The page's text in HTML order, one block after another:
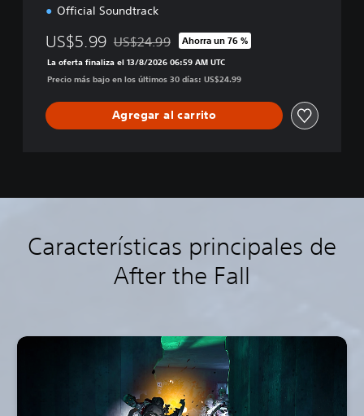
Official Soundtrack
US$5.99 Rebajado del precio original de US$24.99
US$24.99 Ahorra un 76 %
La oferta finaliza el 13/8/2026 06:59 AM UTC
Precio más bajo en los últimos 30 días: US$24.99
Agregar al carrito
Características principales de
After the Fall